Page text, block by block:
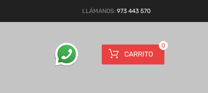
LLÁMANOS: 973 443 570
CARRITO
0